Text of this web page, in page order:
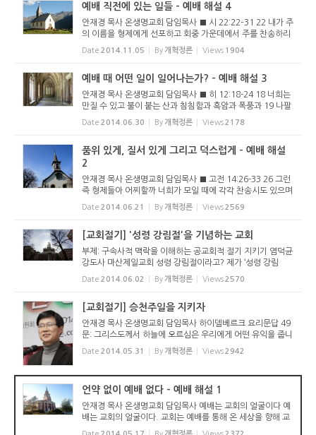
예배 직전에 있는 일들 - 예배 해설 4
안재경 목사 온생명교회 담임목사 ■ 시 22:22–31 22 내가 주
의 이름을 형제에게 선포하고 회중 가운데에서 주를 찬송하리
이다 23 여호와를 두려워하는 너희여 그를 찬송할지어다 야곱
의 모든 자손이여 그에게 영광을 돌릴지어다 너희 이스라엘 모
Date 2014.11.05 By 개혁정론 Views 1904
예배 때 어떤 일이 일어나는가? - 예배 해설 3
안재경 목사 온생명교회 담임목사 ■ 히 12:18-24 18 너희는
만질 수 있고 불이 붙는 산과 침침함과 흑암과 폭풍과 19 나팔
소리와 말하는 소리가 있는 곳에 이른 것이 아니라 그 소리를
듣는 자들은 더 말씀하지 아니하시기를 구하였으니 20 이는
Date 2014.06.30 By 개혁정론 Views2178
품위 있게, 질서 있게 그리고 덕스럽게 - 예배 해설
2
안재경 목사 온생명교회 담임목사 ■ 고전 14:26-33 26 그런
즉 형제들아 어찌할까 너희가 모일 때에 각각 찬송시도 있으며
가르치는 말씀도 있으며 계시도 있으며 방언도 있으며 통역함
도 있나니 모든 것을 덕을 세우기 위하여 하라 27 만일 누가 방
Date 2014.06.21 By 개혁정론 Views2569
[교회절기] '성령 강림절'을 기념하는 교회
부제: 구속사적 맥락을 이해하는 공교회적 절기 지키기 염덕균
강도사 마산제일교회 성령 강림절이라고? 제가 ‘성령 강림
절’이라는 말을 처음 들은 것은 공교롭게도 현재 섬기고 있는
교회 담임목사(성희찬 목사, 마산제일교회)의 헬라어 강독 시
Date 2014.06.02 By 개혁정론 Views2570
[교회절기] 승천주일을 지키자
안재경 목사 온생명교회 담임목사 하이델베르크 요리문답 49
문: 그리스도께서 하늘에 오르심은 우리에게 어떤 유익을 줍니
까? 답: 첫째, 그리스도는 우리의 대언자로서 하늘에서 우리를
위해 그의 아버지 앞에서 간구하십니다. 둘째, 우리의 몸이 그
Date 2014.05.31 By 개혁정론 Views2942
언약 없이 예배 없다 - 예배 해설 1
안재경 목사 온생명교회 담임목사 예배는 교회의 얼굴이다 예
배는 교회의 얼굴이다. 교회는 예배를 통해 온 세상을 향해 교
회의 정체성을 드러낸다. 교회마다 예배의 요소와 순서를 통해